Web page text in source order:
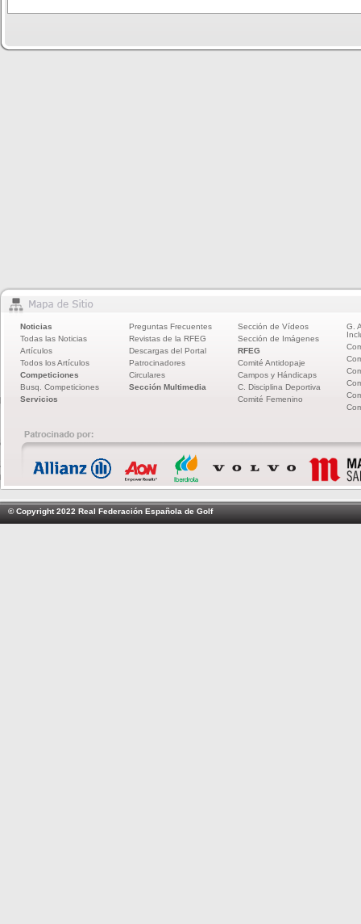
Noticias
Todas las Noticias
Artículos
Todos los Artículos
Competiciones
Busq. Competiciones
Servicios
Preguntas Frecuentes
Revistas de la RFEG
Descargas del Portal
Patrocinadores
Circulares
Sección Multimedia
Sección de Vídeos
Sección de Imágenes
RFEG
Comité Antidopaje
Campos y Hándicaps
C. Disciplina Deportiva
Comité Femenino
G.
© Copyright 2022 Real Federación Española de Golf